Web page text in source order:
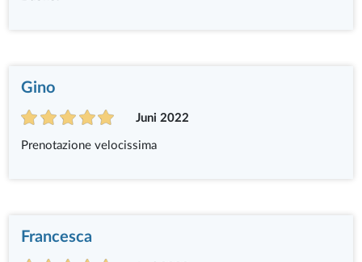
Gino
Juni 2022
Prenotazione velocissima
Francesca